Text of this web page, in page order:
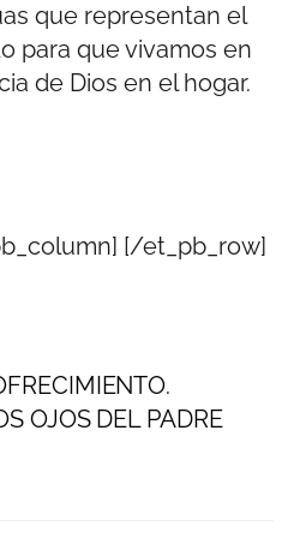
que representan el
para que vivamos en
de Dios en el hogar.
[/et_pb_row]
OJOS DEL PADRE